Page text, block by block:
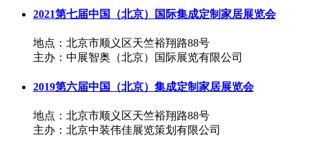
2021第七届中国（北京）国际集成定制家居展览会
地点：北京市顺义区天竺裕翔路88号
主办：中展智奥（北京）国际展览有限公司
2019第六届中国（北京）集成定制家居展览会
地点：北京市顺义区天竺裕翔路88号
主办：北京中装伟佳展览策划有限公司